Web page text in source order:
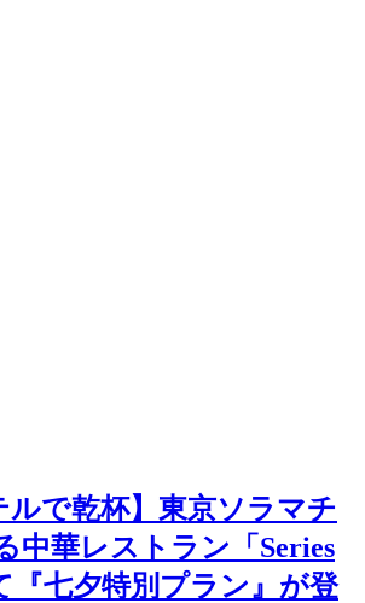
ルで乾杯】東京ソラマチ
中華レストラン「Series
『七夕特別プラン』が登